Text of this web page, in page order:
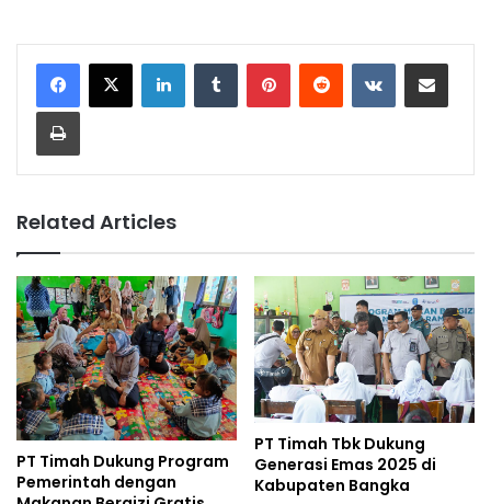
LinkedInTumblr PinterestReddit VKontakteShare via Email
Print
Related Articles
PT Timah Dukung Program
Pemerintah dengan
PT Timah Tbk Dukung
Generasi Emas 2025 di
Kabupaten Bangka